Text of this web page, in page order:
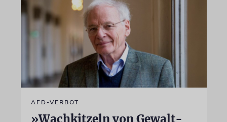
AFD-VERBOT
»Wachkitzeln von Gewalt-